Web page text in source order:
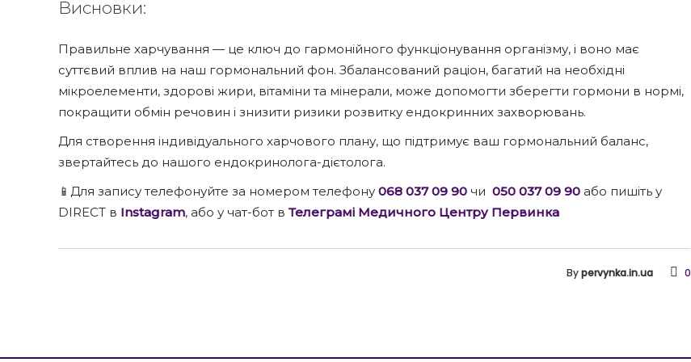
Висновки:
Правильне харчування — це ключ до гармонійного функціонування організму, і воно має
суттєвий вплив на наш гормональний фон. Збалансований раціон, багатий на необхідні
мікроелементи, здорові жири, вітаміни та мінерали, може допомогти зберегти гормони в нормі,
покращити обмін речовин і знизити ризики розвитку ендокринних захворювань.
Для створення індивідуального харчового плану, що підтримує ваш гормональний баланс,
звертайтесь до нашого ендокринолога-дієтолога.
📱Для запису телефонуйте за номером телефону 068 037 09 90 чи 050 037 09 90 або пишіть у
DIRECT в Instagram, або у чат-бот в Телеграмі Медичного Центру Первинка
Bypervynka.in.ua 0